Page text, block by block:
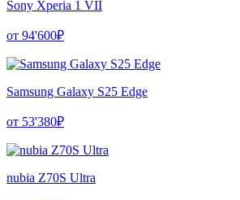
Sony Xperia 1 VII
от 94'600₽
Samsung Galaxy S25 Edge
от 53'380₽
nubia Z70S Ultra